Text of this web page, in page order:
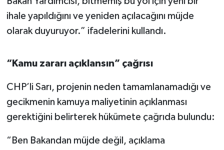
ihale yapıldığını ve yeniden açılacağını müjde
olarak duyuruyor.” ifadelerini kullandı.
“Kamu zararı açıklansın” çağrısı
CHP’li Sarı, projenin neden tamamlanamadığı ve
gecikmenin kamuya maliyetinin açıklanması
gerektiğini belirterek hükümete çağrıda bulundu:
“Ben Bakandan müjde değil, açıklama